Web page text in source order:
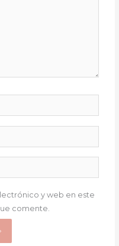
y web en este
comente.